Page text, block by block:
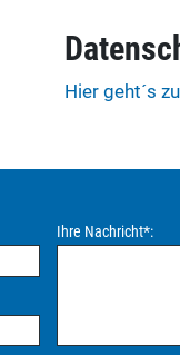
Hier geht´s
Ihre Nachricht*: